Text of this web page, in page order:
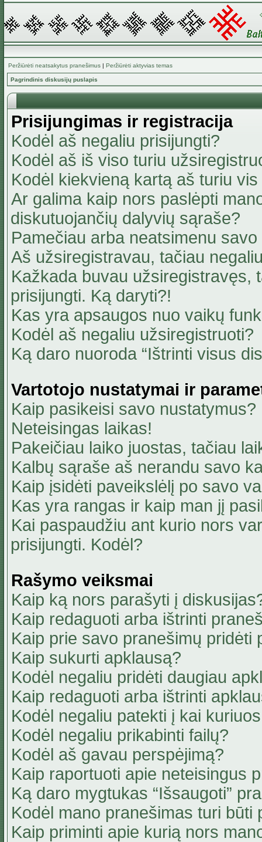
Peržiūrėti neatsakytus pranešimus | Peržiūrėti aktyvias temas
Pagrindinis diskusijų puslapis
Prisijungimas ir registracija
Kodėl aš negaliu prisijungti?
Kodėl aš iš viso turiu
Kodėl kiekvieną kartą aš turiu
Ar galima kaip nors paslėpti
diskutuojančių dalyvių sąraše?
Pamečiau arba neatsimenu
Aš užsiregistravau, tačiau
Kažkada buvau užsiregistravęs,
prisijungti. Ką daryti?!
Kas yra apsaugos nuo vaikų
Kodėl aš negaliu užsiregistruoti?
Ką daro nuoroda “Ištrinti visus
Vartotojo nustatymai ir
Kaip pasikeisi savo nustatymus?
Neteisingas laikas!
Pakeičiau laiko juostas, tačiau
Kalbų sąraše aš nerandu savo
Kaip įsidėti paveikslėlį po savo
Kas yra rangas ir kaip man jį
Kai paspaudžiu ant kurio nors
prisijungti. Kodėl?
Rašymo veiksmai
Kaip ką nors parašyti į
Kaip redaguoti arba ištrinti
Kaip prie savo pranešimų pridėti
Kaip sukurti apklausą?
Kodėl negaliu pridėti daugiau
Kaip redaguoti arba ištrinti
Kodėl negaliu patekti į kai
Kodėl negaliu prikabinti failų?
Kodėl aš gavau perspėjimą?
Kaip raportuoti apie neteisingus
Ką daro mygtukas “Išsaugoti”
Kodėl mano pranešimas turi būti
Kaip priminti apie kurią nors